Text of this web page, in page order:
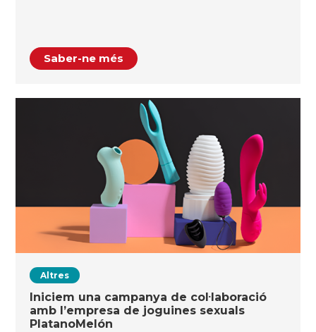
Saber-ne més
Altres
Iniciem una campanya de col·laboració
amb l’empresa de joguines sexuals
PlatanoMelón